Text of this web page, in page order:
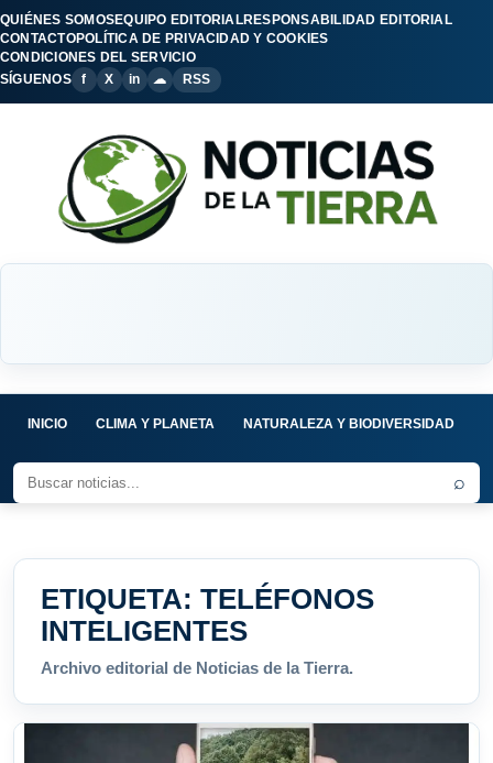
QUIÉNES SOMOSEQUIPO EDITORIALRESPONSABILIDAD EDITORIAL
CONTACTOPOLÍTICA DE PRIVACIDAD Y COOKIES
CONDICIONES DEL SERVICIO
SÍGUENOS
f X in ☁ RSS
INICIO CLIMA Y PLANETA NATURALEZA Y BIODIVERSIDAD
⌕
ETIQUETA: TELÉFONOS
INTELIGENTES
Archivo editorial de Noticias de la Tierra.